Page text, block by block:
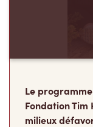
Le
Fondation
milieux